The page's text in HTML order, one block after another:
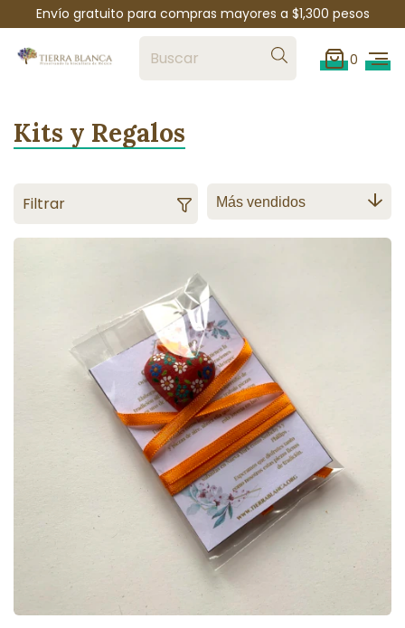
Envío gratuito para compras mayores a $1,300 pesos
0
Kits y Regalos
Filtrar